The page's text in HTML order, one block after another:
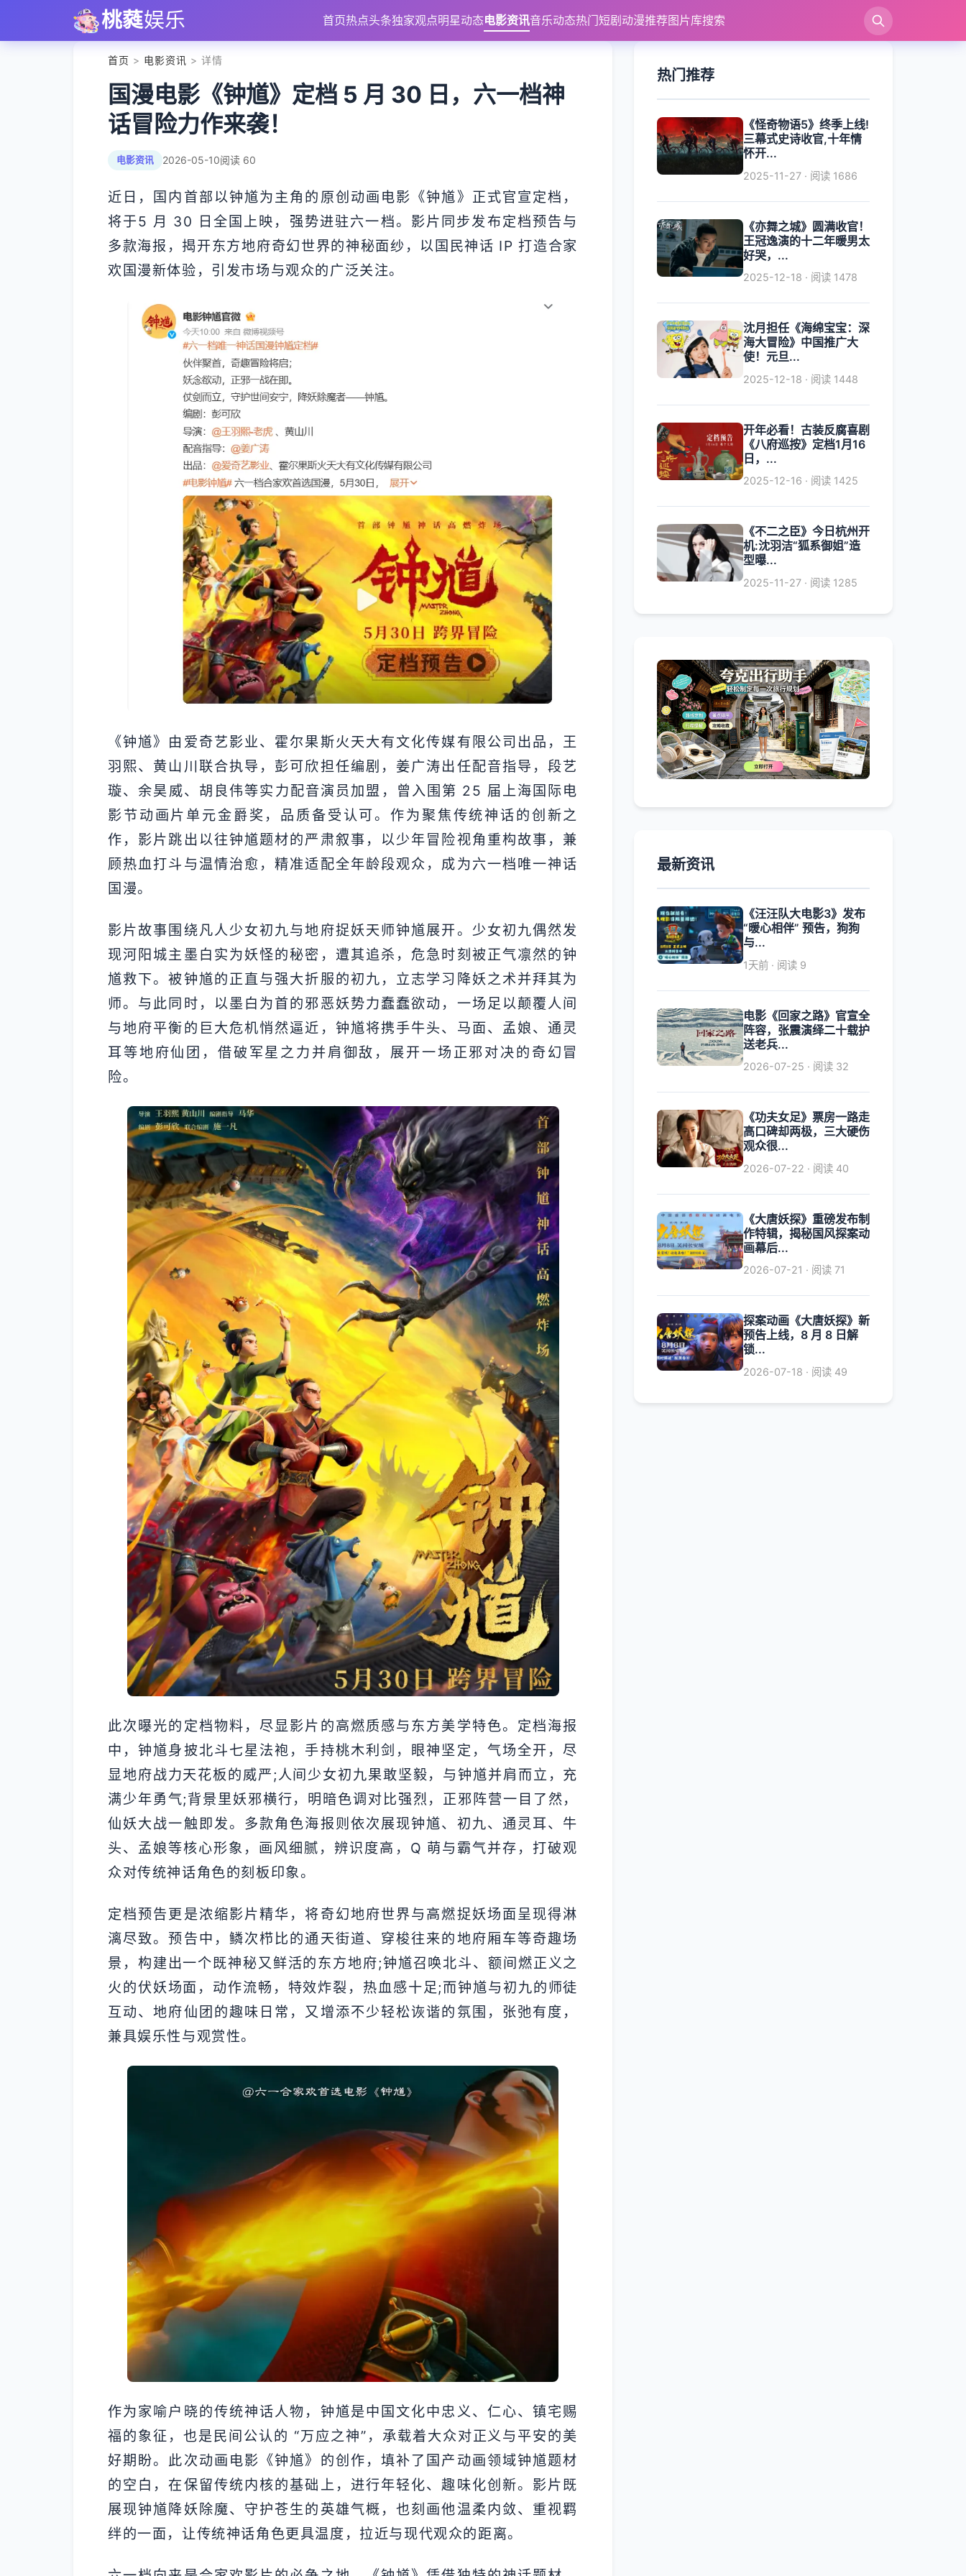
桃蕤娱乐 首页热点头条独家观点明星动态电影资讯音乐动态热门短剧 动漫推荐图片库搜索
首页 > 电影资讯 > 详情
国漫电影《钟馗》定档 5 月 30 日，六一档神
话冒险力作来袭！
电影资讯 2026-05-10阅读 60
近日，国内首部以钟馗为主角的原创动画电影《钟馗》正式官宣定档，
将于5 月 30 日全国上映，强势进驻六一档。影片同步发布定档预告与
多款海报，揭开东方地府奇幻世界的神秘面纱，以国民神话 IP 打造合家
欢国漫新体验，引发市场与观众的广泛关注。
《钟馗》由爱奇艺影业、霍尔果斯火天大有文化传媒有限公司出品，王
羽熙、黄山川联合执导，彭可欣担任编剧，姜广涛出任配音指导，段艺
璇、余昊威、胡良伟等实力配音演员加盟，曾入围第 25 届上海国际电
影节动画片单元金爵奖，品质备受认可。作为聚焦传统神话的创新之
作，影片跳出以往钟馗题材的严肃叙事，以少年冒险视角重构故事，兼
顾热血打斗与温情治愈，精准适配全年龄段观众，成为六一档唯一神话
国漫。
影片故事围绕凡人少女初九与地府捉妖天师钟馗展开。少女初九偶然发
现河阳城主墨白实为妖怪的秘密，遭其追杀，危急时刻被正气凛然的钟
馗救下。被钟馗的正直与强大折服的初九，立志学习降妖之术并拜其为
师。与此同时，以墨白为首的邪恶妖势力蠢蠢欲动，一场足以颠覆人间
与地府平衡的巨大危机悄然逼近，钟馗将携手牛头、马面、孟娘、通灵
耳等地府仙团，借破军星之力并肩御敌，展开一场正邪对决的奇幻冒
险。
此次曝光的定档物料，尽显影片的高燃质感与东方美学特色。定档海报
中，钟馗身披北斗七星法袍，手持桃木利剑，眼神坚定，气场全开，尽
显地府战力天花板的威严;人间少女初九果敢坚毅，与钟馗并肩而立，充
满少年勇气;背景里妖邪横行，明暗色调对比强烈，正邪阵营一目了然，
仙妖大战一触即发。多款角色海报则依次展现钟馗、初九、通灵耳、牛
头、孟娘等核心形象，画风细腻，辨识度高，Q 萌与霸气并存，打破观
众对传统神话角色的刻板印象。
定档预告更是浓缩影片精华，将奇幻地府世界与高燃捉妖场面呈现得淋
漓尽致。预告中，鳞次栉比的通天街道、穿梭往来的地府厢车等奇趣场
景，构建出一个既神秘又鲜活的东方地府;钟馗召唤北斗、额间燃正义之
火的伏妖场面，动作流畅，特效炸裂，热血感十足;而钟馗与初九的师徒
互动、地府仙团的趣味日常，又增添不少轻松诙谐的氛围，张弛有度，
兼具娱乐性与观赏性。
作为家喻户晓的传统神话人物，钟馗是中国文化中忠义、仁心、镇宅赐
福的象征，也是民间公认的 “万应之神”，承载着大众对正义与平安的美
好期盼。此次动画电影《钟馗》的创作，填补了国产动画领域钟馗题材
的空白，在保留传统内核的基础上，进行年轻化、趣味化创新。影片既
展现钟馗降妖除魔、守护苍生的英雄气概，也刻画他温柔内敛、重视羁
绊的一面，让传统神话角色更具温度，拉近与现代观众的距离。
热门推荐
《怪奇物语5》终季上线!
三幕式史诗收官,十年情
怀开...
2025-11-27 · 阅读 1686
《亦舞之城》圆满收官！
王冠逸演的十二年暖男太
好哭，...
2025-12-18 · 阅读 1478
沈月担任《海绵宝宝：深
海大冒险》中国推广大
使！元旦...
2025-12-18 · 阅读 1448
开年必看！古装反腐喜剧
《八府巡按》定档1月16
日，...
2025-12-16 · 阅读 1425
《不二之臣》今日杭州开
机:沈羽洁“狐系御姐”造
型曝...
2025-11-27 · 阅读 1285
最新资讯
《汪汪队大电影3》发布
“暖心相伴” 预告，狗狗
与...
1天前 · 阅读 9
电影《回家之路》官宣全
阵容，张震演绎二十载护
送老兵...
2026-07-25 · 阅读 32
《功夫女足》票房一路走
高口碑却两极，三大硬伤
观众很...
2026-07-22 · 阅读 40
《大唐妖探》重磅发布制
作特辑，揭秘国风探案动
画幕后...
2026-07-21 · 阅读 71
探案动画《大唐妖探》新
预告上线，8 月 8 日解
锁...
2026-07-18 · 阅读 49